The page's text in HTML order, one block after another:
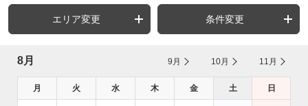
エリア変更 条件変更
8月 9月 10月 11月
月 火 水 木 金 土 日